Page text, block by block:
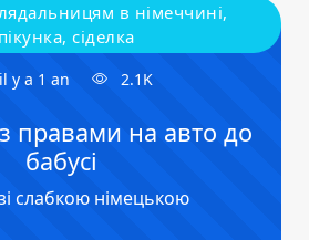
il y a 1 an 2.1K
в німеччині,
сіделка
правами на авто до
бабусі
слабкою німецькою